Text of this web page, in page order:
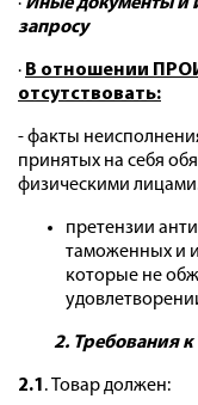
запросу
· В отношении
отсутствовать:
- факты
принятых на себя
физическими
претензии
таможенных и
которые не
2. Требования к
2.1 . Товар должен: